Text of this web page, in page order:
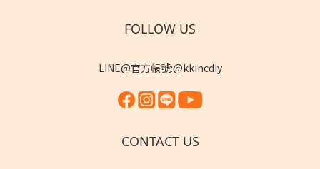
FOLLOW US
LINE@官方帳號:@kkincdiy
CONTACT US